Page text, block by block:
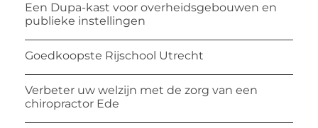
Een Dupa-kast voor overheidsgebouwen en
publieke instellingen
Goedkoopste Rijschool Utrecht
Verbeter uw welzijn met de zorg van een
chiropractor Ede